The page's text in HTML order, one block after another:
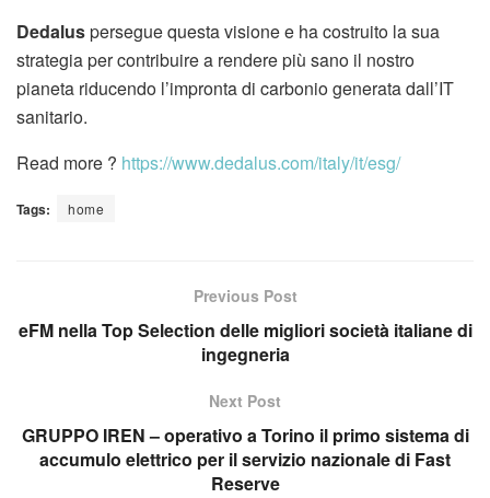
Dedaluspersegue questa visione e ha costruito la sua
strategia per contribuire a rendere più sano il nostro
pianeta riducendo l’impronta di carbonio generata dall’IT
sanitario.
Read more ? https://www.dedalus.com/italy/it/esg/
Tags: home
Previous Post
eFM nella Top Selection delle migliori società italiane di
ingegneria
Next Post
GRUPPO IREN – operativo a Torino il primo sistema di
accumulo elettrico per il servizio nazionale di Fast
Reserve